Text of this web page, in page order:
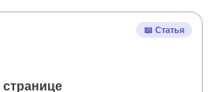
📖 Статья